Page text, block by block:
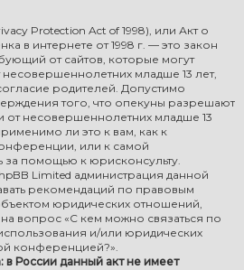
Protection Act of 1998), или Акт о
в интернете от 1998 г. — это закон
от сайтов, которые могут
младше 13 лет,
родителей. Допустимо
того, что опекуны разрешают
несовершеннолетних младше 13
ли это к вам, как к
или к самой
за помощью к юрисконсульту.
Limited администрация данной
рекомендаций по правовым
юридических отношений,
вопрос «С кем можно связаться по
и/или юридических
конференцией?».
России данный акт не имеет